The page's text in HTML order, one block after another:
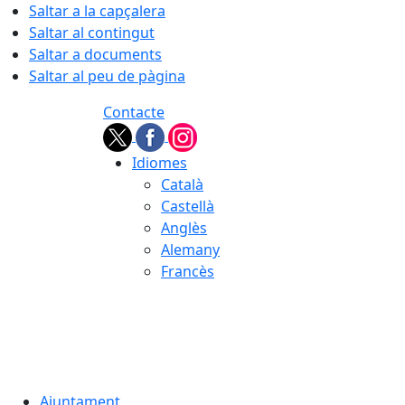
Saltar a la capçalera
Saltar al contingut
Saltar a documents
Saltar al peu de pàgina
Contacte
Idiomes
Català
Castellà
Anglès
Alemany
Francès